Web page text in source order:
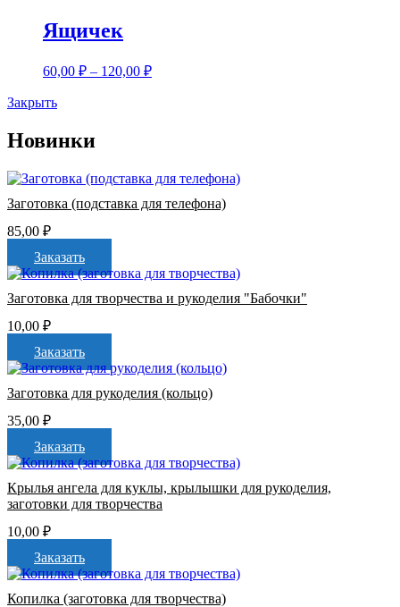
Ящичек
60,00 ₽ – 120,00 ₽
Закрыть
Новинки
Заготовка (подставка для телефона)
85,00 ₽
Заказать
Заготовка для творчества и рукоделия "Бабочки"
10,00 ₽
Заказать
Заготовка для рукоделия (кольцо)
35,00 ₽
Заказать
Крылья ангела для куклы, крылышки для рукоделия,
заготовки для творчества
10,00 ₽
Заказать
Копилка (заготовка для творчества)